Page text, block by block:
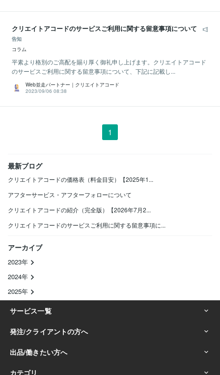
クリエイトアコードのサービスご利用に関する留意事項について
告知
コラム
平素より格別のご高配を賜り厚く御礼申し上げます。クリエイトアコード
のサービスご利用に関する留意事項について、下記に記載し...
Web並走パートナー｜クリエイトアコード
2023/09/06 08:38
1
最新ブログ
クリエイトアコードの価格表（料金目安）【2025年1...
アフターサービス・アフターフォローについて
クリエイトアコードの紹介（完全版）【2026年7月2...
クリエイトアコードのサービスご利用に関する留意事項に...
アーカイブ
2023年
2024年
2025年